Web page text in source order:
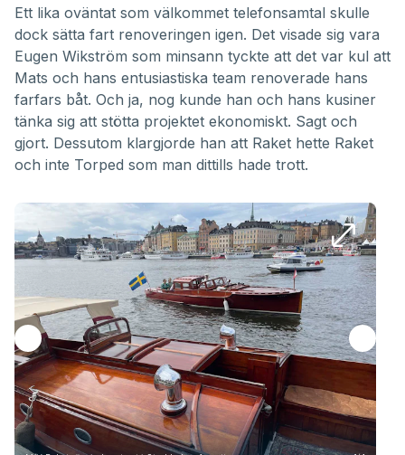
Ett lika oväntat som välkommet telefonsamtal skulle
dock sätta fart renoveringen igen. Det visade sig vara
Eugen Wikström som minsann tyckte att det var kul att
Mats och hans entusiastiska team renoverade hans
farfars båt. Och ja, nog kunde han och hans kusiner
tänka sig att stötta projektet ekonomiskt. Sagt och
gjort. Dessutom klargjorde han att Raket hette Raket
och inte Torped som man dittills hade trott.